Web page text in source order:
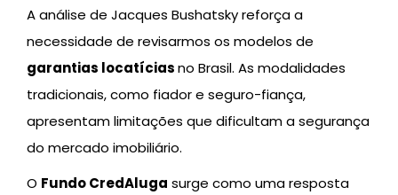
A análise de Jacques Bushatsky reforça a
necessidade de revisarmos os modelos de
garantias locatíciasno Brasil. As modalidades
tradicionais, como fiador e seguro-fiança,
apresentam limitações que dificultam a segurança
do mercado imobiliário.
O Fundo CredAluga surge como uma resposta